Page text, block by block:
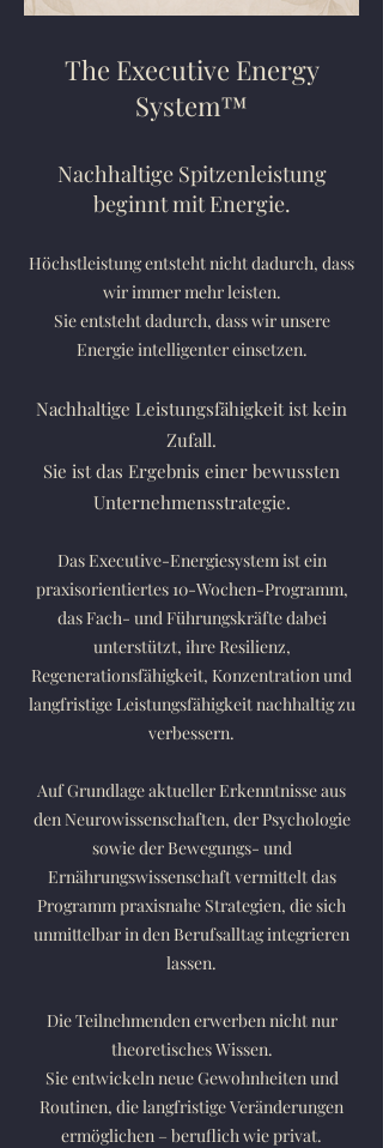
The Executive Energy
System™
Nachhaltige Spitzenleistung
beginnt mit Energie.
Höchstleistung entsteht nicht dadurch, dass
wir immer mehr leisten.
Sie entsteht dadurch, dass wir unsere
Energie intelligenter einsetzen.
Nachhaltige Leistungsfähigkeit ist kein
Zufall.
Sie ist das Ergebnis einer bewussten
Unternehmensstrategie.
Das Executive-Energiesystem ist ein
praxisorientiertes 10-Wochen-Programm,
das Fach- und Führungskräfte dabei
unterstützt, ihre Resilienz,
Regenerationsfähigkeit, Konzentration und
langfristige Leistungsfähigkeit nachhaltig zu
verbessern.
Auf Grundlage aktueller Erkenntnisse aus
den Neurowissenschaften, der Psychologie
sowie der Bewegungs- und
Ernährungswissenschaft vermittelt das
Programm praxisnahe Strategien, die sich
unmittelbar in den Berufsalltag integrieren
lassen.
Die Teilnehmenden erwerben nicht nur
theoretisches Wissen.
Sie entwickeln neue Gewohnheiten und
Routinen, die langfristige Veränderungen
ermöglichen – beruflich wie privat.